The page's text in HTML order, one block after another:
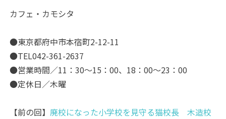
カフェ・カモシタ
●東京都府中市本宿町2-12-11
●TEL042-361-2637
●営業時間／11：30～15：00、18：00～23：00
●定休日／木曜
【前の回】 廃校になった小学校を見守る猫校長 木造校